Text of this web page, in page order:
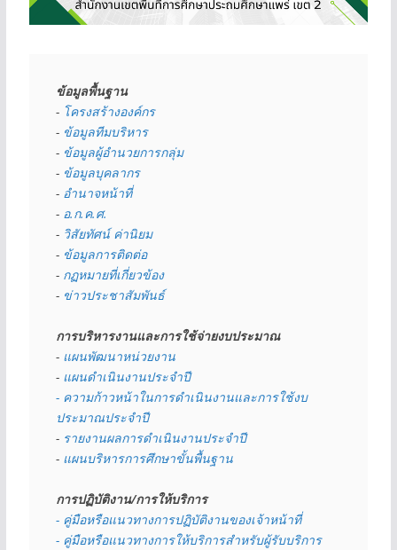
ข้อมูลพื้นฐาน
- โครงสร้างองค์กร
- ข้อมูลทีมบริหาร
- ข้อมูลผู้อำนวยการกลุ่ม
- ข้อมูลบุคลากร
- อำนาจหน้าที่
- อ.ก.ค.ศ.
- วิสัยทัศน์ ค่านิยม
- ข้อมูลการติดต่อ
- กฏหมายที่เกี่ยวข้อง
- ข่าวประชาสัมพันธ์
การบริหารงานและการใช้จ่ายงบประมาณ
- แผนพัฒนาหน่วยงาน
- แผนดำเนินงานประจำปี
- ความก้าวหน้าในการดำเนินงานและการใช้งบ
ประมาณประจำปี
- รายงานผลการดำเนินงานประจำปี
- แผนบริหารการศึกษาขั้นพื้นฐาน
การปฏิบัติงาน/การให้บริการ
- คู่มือหรือแนวทางการปฏิบัติงานของเจ้าหน้าที่
- คู่มือหรือแนวทางการให้บริการสำหรับผู้รับบริการ